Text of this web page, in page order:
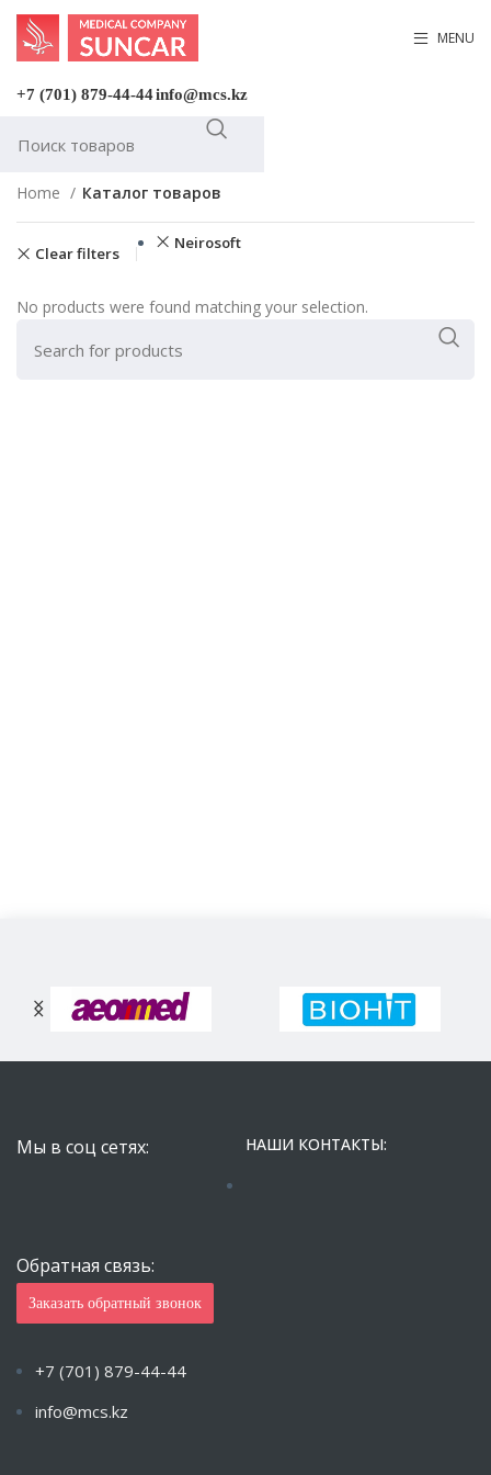
MENU
+7 (701) 879-44-44info@mcs.kz
Home Каталог товаров
Clear filters
Neirosoft
No products were found matching your selection.
Мы в соц сетях:
Обратная связь:
Заказать обратный звонок
НАШИ КОНТАКТЫ:
+7 (701) 879-44-44
info@mcs.kz